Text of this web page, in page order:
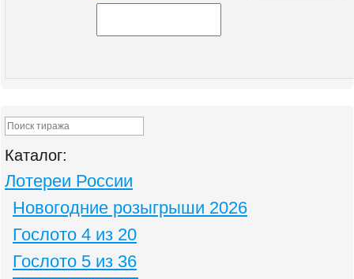
Каталог:
Лотереи России
Новогодние розыгрыши 2026
Гослото 4 из 20
Гослото 5 из 36